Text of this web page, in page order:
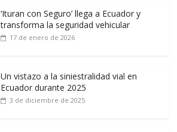
‘Ituran con Seguro’ llega a Ecuador y
transforma la seguridad vehicular
17 de enero de 2026
Un vistazo a la siniestralidad vial en
Ecuador durante 2025
3 de diciembre de 2025